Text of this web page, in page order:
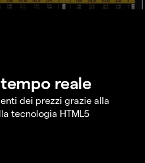
reale
dei prezzi grazie alla
tecnologia HTML5